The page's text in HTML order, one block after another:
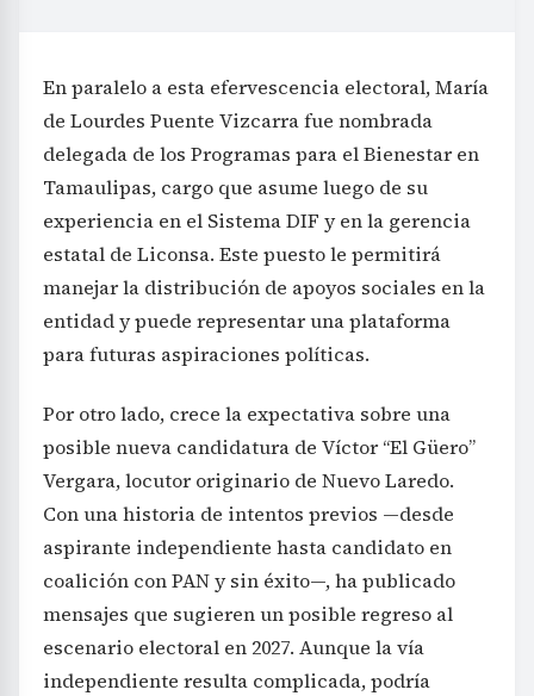
En paralelo a esta efervescencia electoral, María
de Lourdes Puente Vizcarra fue nombrada
delegada de los Programas para el Bienestar en
Tamaulipas, cargo que asume luego de su
experiencia en el Sistema DIF y en la gerencia
estatal de Liconsa. Este puesto le permitirá
manejar la distribución de apoyos sociales en la
entidad y puede representar una plataforma
para futuras aspiraciones políticas.
Por otro lado, crece la expectativa sobre una
posible nueva candidatura de Víctor “El Güero”
Vergara, locutor originario de Nuevo Laredo.
Con una historia de intentos previos —desde
aspirante independiente hasta candidato en
coalición con PAN y sin éxito—, ha publicado
mensajes que sugieren un posible regreso al
escenario electoral en 2027. Aunque la vía
independiente resulta complicada, podría